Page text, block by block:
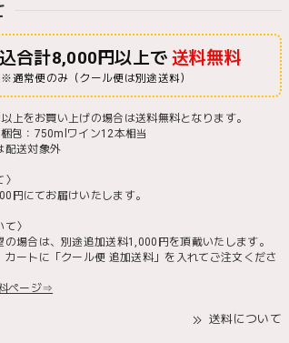
合計8,000円以上で 送料無料
※通常便のみ（クール便は別途送料）
上をお買い上げの場合は送料無料となります。
包：750mlワイン12本相当
配送対象外
円にてお届けいたします。
〉
の場合は、別途追加送料1,000円を頂戴いたします。
カートに「クール便 追加送料」を入れてご注文くださ
ページ⇒
送料について